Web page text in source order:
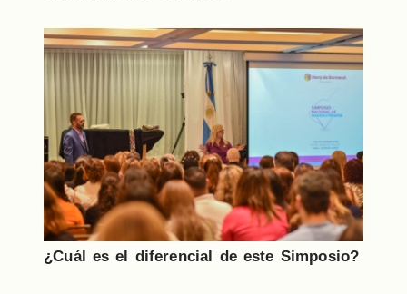
¿Cuál es el diferencial de este Simposio?